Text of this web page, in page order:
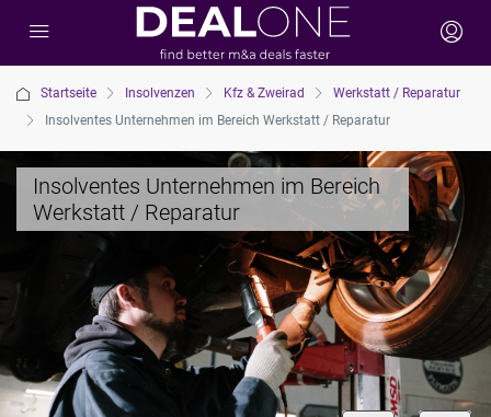
Startseite Insolvenzen Kfz & Zweirad
Werkstatt / Reparatur
Insolventes Unternehmen im Bereich Werkstatt / Reparatur
Insolventes Unternehmen im Bereich
Werkstatt / Reparatur